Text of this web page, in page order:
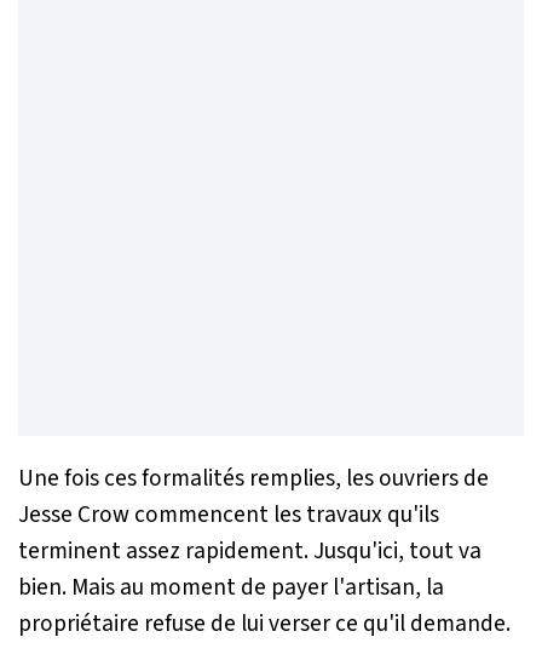
Une fois ces formalités remplies, les ouvriers de
Jesse Crow commencent les travaux qu'ils
terminent assez rapidement. Jusqu'ici, tout va
bien. Mais au moment de payer l'artisan, la
propriétaire refuse de lui verser ce qu'il demande.